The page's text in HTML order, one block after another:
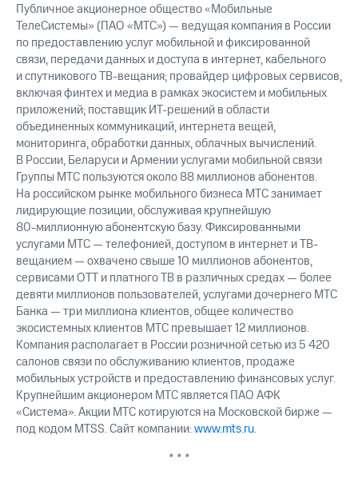
Публичное акционерное общество «Мобильные
ТелеСистемы» (ПАО «МТС») — ведущая компания в России
по предоставлению услуг мобильной и фиксированной
связи, передачи данных и доступа в интернет, кабельного
и спутникового ТВ-вещания; провайдер цифровых сервисов,
включая финтех и медиа в рамках экосистем и мобильных
приложений; поставщик ИТ-решений в области
объединенных коммуникаций, интернета вещей,
мониторинга, обработки данных, облачных вычислений.
В России, Беларуси и Армении услугами мобильной связи
Группы МТС пользуются около 88 миллионов абонентов.
На российском рынке мобильного бизнеса МТС занимает
лидирующие позиции, обслуживая крупнейшую
80-миллионнуюабонентскую базу. Фиксированными
услугами МТС — телефонией, доступом в интернет и ТВ-
вещанием — охвачено свыше 10 миллионов абонентов,
сервисами OTT и платного ТВ в различных средах — более
девяти миллионов пользователей, услугами дочернего МТС
Банка — три миллиона клиентов, общее количество
экосистемных клиентов МТС превышает 12 миллионов.
Компания располагает в России розничной сетью из 5 420
салонов связи по обслуживанию клиентов, продаже
мобильных устройств и предоставлению финансовых услуг.
Крупнейшим акционером МТС является ПАО АФК
«Система». Акции МТС котируются на Московской бирже —
под кодом MTSS. Сайт компании:www.mts.ru.
* * *